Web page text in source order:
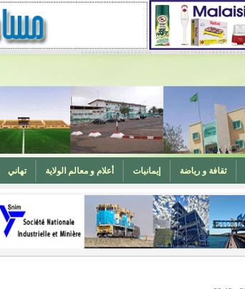
ثقافة و رياضة إيمانيات أعلام و معالم الولاية تهاني
ه وزارة الشؤون الإسلامية تدعو لتوحيد خطبة الجمعة حول الحرابة